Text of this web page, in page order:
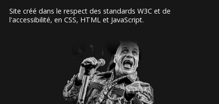
Site créé dans le respect des standards W3C et de
l'accessibilité, en CSS, HTML et JavaScript.